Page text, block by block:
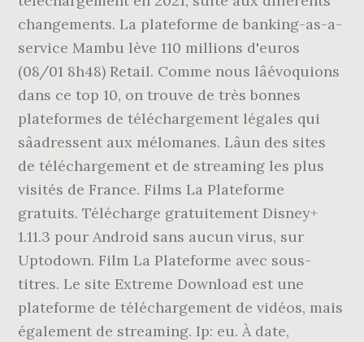
changements. La plateforme de banking-as-a-
service Mambu lève 110 millions d'euros
(08/01 8h48) Retail. Comme nous lâévoquions
dans ce top 10, on trouve de très bonnes
plateformes de téléchargement légales qui
sâadressent aux mélomanes. Lâun des sites
de téléchargement et de streaming les plus
visités de France. Films La Plateforme
gratuits. Télécharge gratuitement Disney+
1.11.3 pour Android sans aucun virus, sur
Uptodown. Film La Plateforme avec sous-
titres. Le site Extreme Download est une
plateforme de téléchargement de vidéos, mais
également de streaming. Ip: eu. À date,